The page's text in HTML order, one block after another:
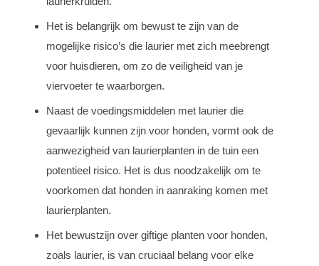
Het is belangrijk om bewust te zijn van de
mogelijke risico’s die laurier met zich meebrengt
voor huisdieren, om zo de veiligheid van je
viervoeter te waarborgen.
Naast de voedingsmiddelen met laurier die
gevaarlijk kunnen zijn voor honden, vormt ook de
aanwezigheid van laurierplanten in de tuin een
potentieel risico. Het is dus noodzakelijk om te
voorkomen dat honden in aanraking komen met
laurierplanten.
Het bewustzijn over giftige planten voor honden,
zoals laurier, is van cruciaal belang voor elke